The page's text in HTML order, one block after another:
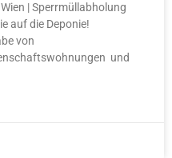
| Sperrmüllabholung
auf die Deponie!
von
und